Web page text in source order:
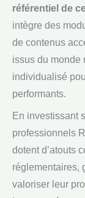
référentiel de
intègre des
de contenus
issus du monde
individualisé
performants.
En investissant
professionnels
dotent d’atouts
réglementaires,
valoriser leur